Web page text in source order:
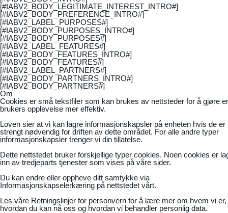
[#IABV2_BODY_LEGITIMATE_INTEREST_INTRO#]
[#IABV2_BODY_PREFERENCE_INTRO#]
[#IABV2_LABEL_PURPOSES#]
[#IABV2_BODY_PURPOSES_INTRO#]
[#IABV2_BODY_PURPOSES#]
[#IABV2_LABEL_FEATURES#]
[#IABV2_BODY_FEATURES_INTRO#]
[#IABV2_BODY_FEATURES#]
[#IABV2_LABEL_PARTNERS#]
[#IABV2_BODY_PARTNERS_INTRO#]
[#IABV2_BODY_PARTNERS#]
Om
Cookies er små tekstfiler som kan brukes av nettsteder for å gjøre
brukers opplevelse mer effektiv.
Loven sier at vi kan lagre informasjonskapsler på enheten hvis de er
strengt nødvendig for driften av dette området. For alle andre typer
informasjonskapsler trenger vi din tillatelse.
Dette nettstedet bruker forskjellige typer cookies. Noen cookies er
inn av tredjeparts tjenester som vises på våre sider.
Du kan endre eller oppheve ditt samtykke via
Informasjonskapselerkæring på nettstedet vårt.
Les våre Retningslinjer for personvern for å lære mer om hvem vi er,
hvordan du kan nå oss og hvordan vi behandler personlig data.